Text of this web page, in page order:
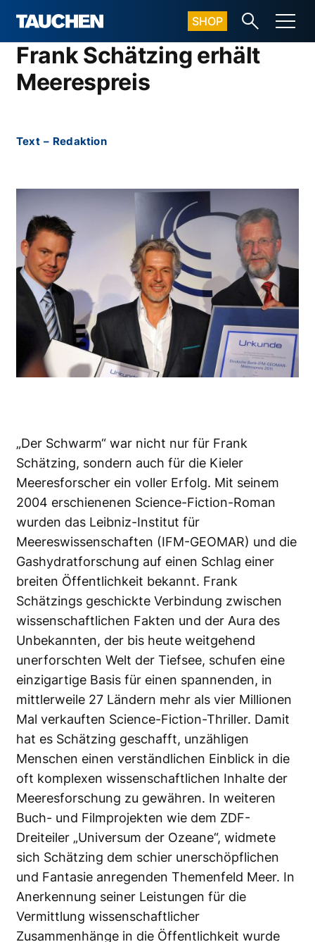
SHOP
Frank Schätzing erhält
Meerespreis
Text – Redaktion
„Der Schwarm“ war nicht nur für Frank
Schätzing, sondern auch für die Kieler
Meeresforscher ein voller Erfolg. Mit seinem
2004 erschienenen Science-Fiction-Roman
wurden das Leibniz-Institut für
Meereswissenschaften (IFM-GEOMAR) und die
Gashydratforschung auf einen Schlag einer
breiten Öffentlichkeit bekannt. Frank
Schätzings geschickte Verbindung zwischen
wissenschaftlichen Fakten und der Aura des
Unbekannten, der bis heute weitgehend
unerforschten Welt der Tiefsee, schufen eine
einzigartige Basis für einen spannenden, in
mittlerweile 27 Ländern mehr als vier Millionen
Mal verkauften Science-Fiction-Thriller. Damit
hat es Schätzing geschafft, unzähligen
Menschen einen verständlichen Einblick in die
oft komplexen wissenschaftlichen Inhalte der
Meeresforschung zu gewähren. In weiteren
Buch- und Filmprojekten wie dem ZDF-
Dreiteiler „Universum der Ozeane“, widmete
sich Schätzing dem schier unerschöpflichen
und Fantasie anregenden Themenfeld Meer. In
Anerkennung seiner Leistungen für die
Vermittlung wissenschaftlicher
Zusammenhänge in die Öffentlichkeit wurde